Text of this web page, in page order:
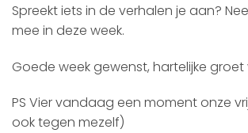
Spreekt iets in de verhalen je aan?
mee in deze week.
Goede week gewenst, hartelijke groet
PS Vier vandaag een moment onze
ook tegen mezelf)